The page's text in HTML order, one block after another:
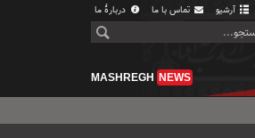
آرشیو تماس با ما دربارهٔ ما
MASHREGH NEWS